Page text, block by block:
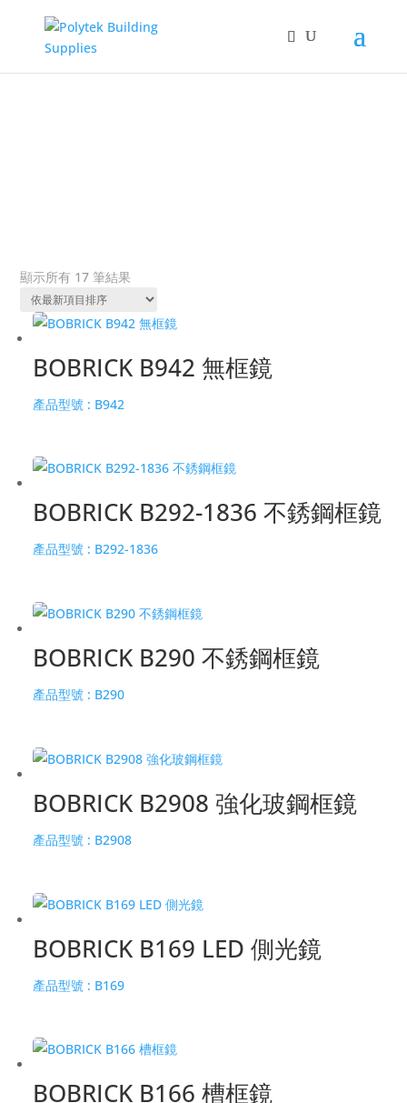
顯示所有 17 筆結果
銷
排
序
BOBRICK B942 無框鏡
產品型號 : B942
BOBRICK B292-1836 不銹鋼框鏡
產品型號 : B292-1836
BOBRICK B290 不銹鋼框鏡
產品型號 : B290
BOBRICK B2908 強化玻鋼框鏡
產品型號 : B2908
BOBRICK B169 LED 側光鏡
產品型號 : B169
BOBRICK B166 槽框鏡